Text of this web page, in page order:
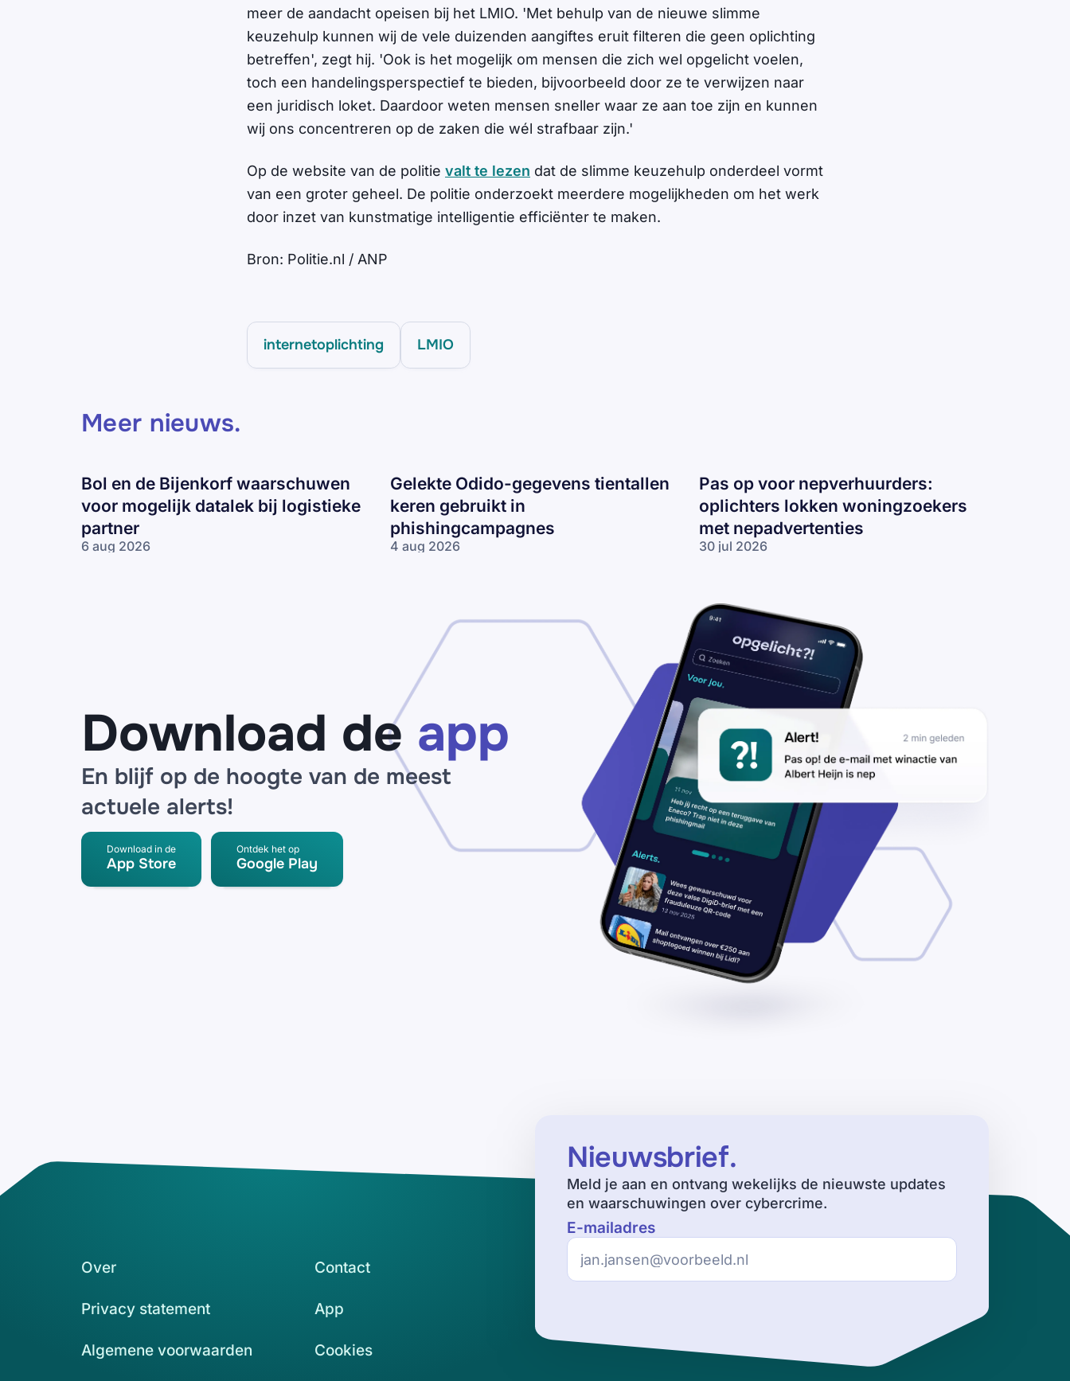
meer de aandacht opeisen bij het LMIO. 'Met behulp van de nieuwe slimme
keuzehulp kunnen wij de vele duizenden aangiftes eruit filteren die geen oplichting
betreffen', zegt hij. 'Ook is het mogelijk om mensen die zich wel opgelicht voelen,
toch een handelingsperspectief te bieden, bijvoorbeeld door ze te verwijzen naar
een juridisch loket. Daardoor weten mensen sneller waar ze aan toe zijn en kunnen
wij ons concentreren op de zaken die wél strafbaar zijn.'
Op de website van de politie valt te lezen dat de slimme keuzehulp onderdeel vormt
van een groter geheel. De politie onderzoekt meerdere mogelijkheden om het werk
door inzet van kunstmatige intelligentie efficiënter te maken.
Bron: Politie.nl / ANP
internetoplichting LMIO
Meer nieuws.
Bol en de Bijenkorf waarschuwen
voor mogelijk datalek bij logistieke
partner
6 aug 2026
Gelekte Odido-gegevens tientallen
keren gebruikt in
phishingcampagnes
4 aug 2026
Pas op voor nepverhuurders:
oplichters lokken woningzoekers
met nepadvertenties
30 jul 2026
lokken
woningzoekers
nepadvertenties
Download de app
En blijf op de hoogte van de meest
actuele alerts!
Download in de
App Store
Ontdek het op
Google Play
Nieuwsbrief.
Meld je aan en ontvang wekelijks de nieuwste updates
en waarschuwingen over cybercrime.
E-mailadres
Over Contact
Privacy statement App
Algemene voorwaarden Cookies